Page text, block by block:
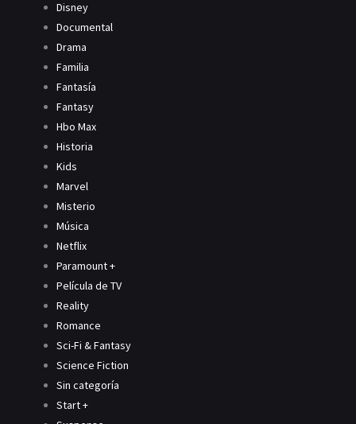
Disney
Documental
Drama
Familia
Fantasía
Fantasy
Hbo Max
Historia
Kids
Marvel
Misterio
Música
Netflix
Paramount +
Película de TV
Reality
Romance
Sci-Fi & Fantasy
Science Fiction
Sin categoría
Start +